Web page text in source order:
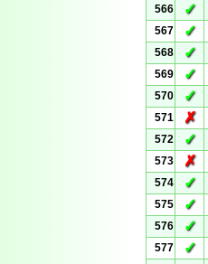
566
✓
567
✓
568
✓
569
✓
570
✓
571
✗
572
✓
573
✗
574
✓
575
✓
576
✓
577
✓